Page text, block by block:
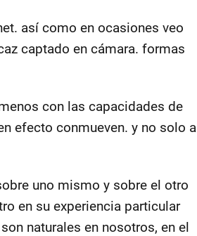
así como en ocasiones veo
captado en cámara. formas
con las capacidades de
efecto conmueven. y no solo a
uno mismo y sobre el otro
en su experiencia particular
naturales en nosotros, en el